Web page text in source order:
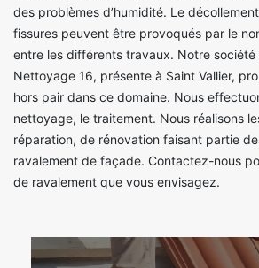
des problèmes d’humidité. Le
fissures peuvent être provoqués par le
entre les différents travaux. Notre
Nettoyage 16, présente à Saint Vallier,
hors pair dans ce domaine. Nous
nettoyage, le traitement. Nous réalisons
réparation, de rénovation faisant partie
ravalement de façade. Contactez-nous
de ravalement que vous envisagez.